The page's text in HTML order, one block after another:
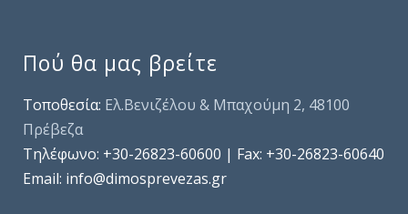
Πού θα μας βρείτε
Τοποθεσία: Ελ.Βενιζέλου & Μπαχούμη 2, 48100
Πρέβεζα
Τηλέφωνo: +30-26823-60600 | Fax: +30-26823-60640
Email: info@dimosprevezas.gr